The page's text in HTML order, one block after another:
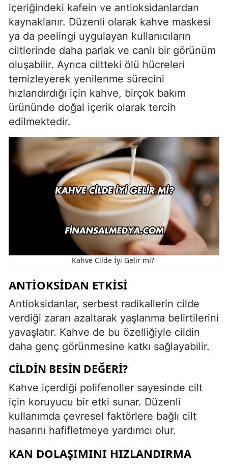
içeriğindeki kafein ve antioksidanlardan
kaynaklanır. Düzenli olarak kahve maskesi
ya da peelingi uygulayan kullanıcıların
ciltlerinde daha parlak ve canlı bir görünüm
oluşabilir. Ayrıca ciltteki ölü hücreleri
temizleyerek yenilenme sürecini
hızlandırdığı için kahve, birçok bakım
ürününde doğal içerik olarak tercih
edilmektedir.
Kahve Cilde İyi Gelir mi?
ANTIOKSIDAN ETKISI
Antioksidanlar, serbest radikallerin cilde
verdiği zararı azaltarak yaşlanma belirtilerini
yavaşlatır. Kahve de bu özelliğiyle cildin
daha genç görünmesine katkı sağlayabilir.
CILDIN BESIN DEĞERI?
Kahve içerdiği polifenoller sayesinde cilt
için koruyucu bir etki sunar. Düzenli
kullanımda çevresel faktörlere bağlı cilt
hasarını hafifletmeye yardımcı olur.
KAN DOLAŞIMINI HIZLANDIRMA